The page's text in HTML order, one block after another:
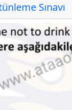
Sınavı